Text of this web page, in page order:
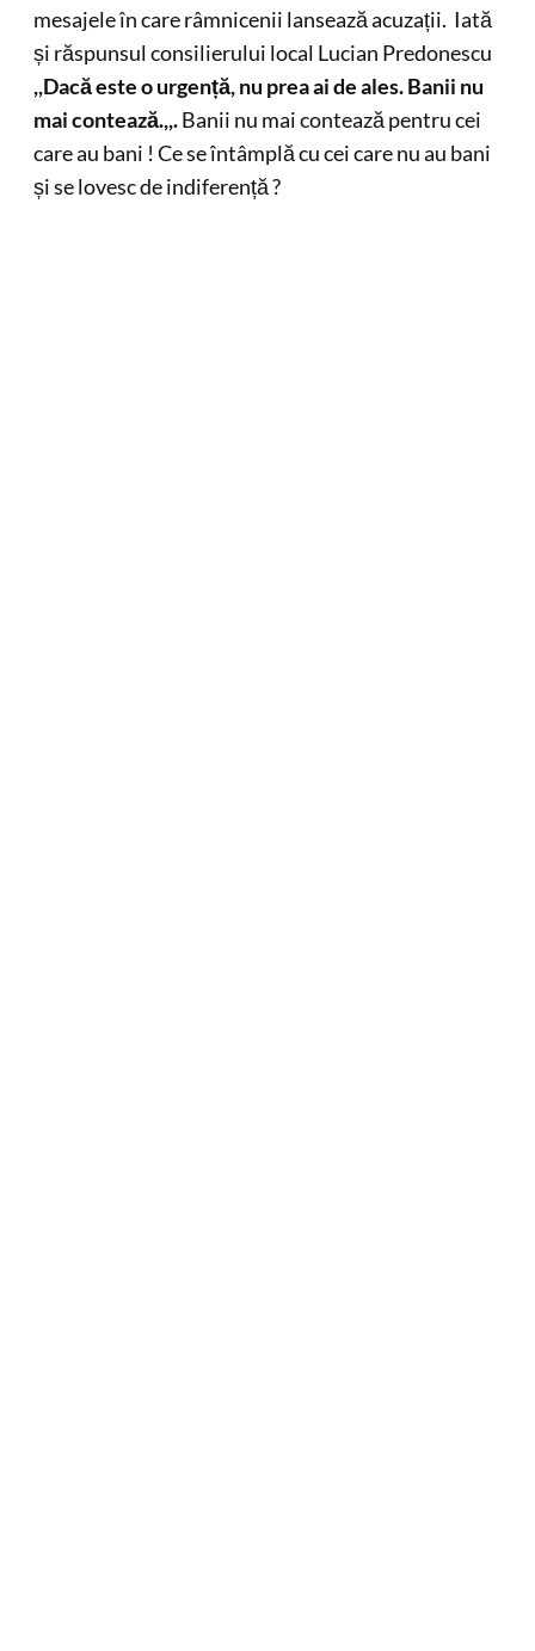
mesajele în care râmnicenii lansează acuzații. Iată
și răspunsul consilierului local Lucian Predonescu
,,Dacă este o urgență, nu prea ai de ales. Banii nu
mai contează.,,.Banii nu mai contează pentru cei
care au bani ! Ce se întâmplă cu cei care nu au bani
și se lovesc de indiferență ?